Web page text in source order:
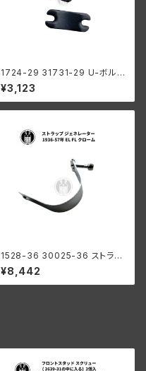
1724-29 31731-29 U-ボルト
ストラップ 鋳造スペーサー 2個
組 ハーレーダビッドソン 1929-
47年 全モデル パーカーライズ
¥3,123
1528-36 30025-36 ストラッ
プ ジェネレーター ハーレーダビ
ッドソン 1936-57年 EL FL ク
ローム
¥8,442